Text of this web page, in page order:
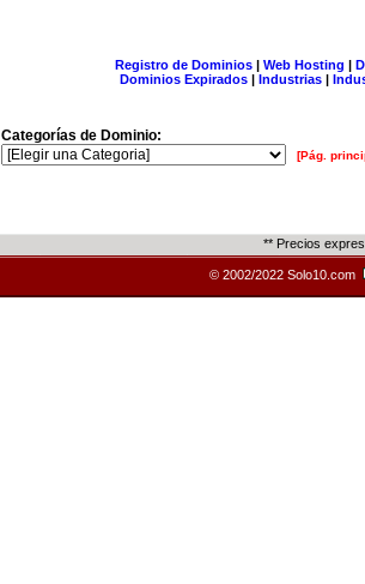
Registro de Dominios| Web Hosting |
Dominios Expirados | Industrias |
Categorías de Dominio:
[Pág.
** Precios
© 2002/2022 Solo10.com